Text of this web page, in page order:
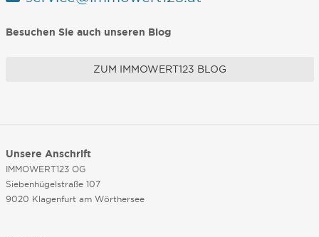
Besuchen Sie auch unseren Blog
ZUM IMMOWERT123 BLOG
Unsere Anschrift
IMMOWERT123 OG
Siebenhügelstraße 107
9020 Klagenfurt am Wörthersee